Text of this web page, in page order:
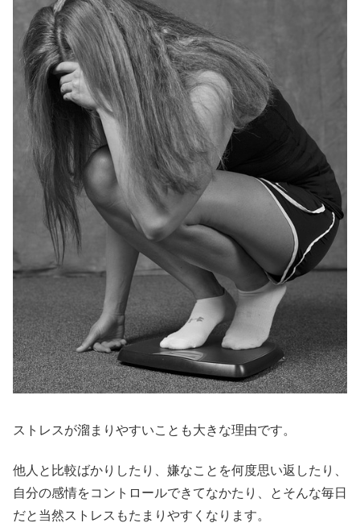
ストレスが溜まりやすいことも大きな理由です。
他人と比較ばかりしたり、嫌なことを何度思い返したり、
自分の感情をコントロールできてなかたり、とそんな毎日
だと当然ストレスもたまりやすくなります。